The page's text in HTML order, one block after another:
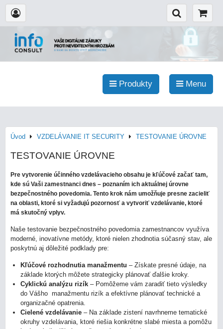
Produkty Menu
Úvod VZDELÁVANIE IT SECURITY TESTOVANIE ÚROVNE
TESTOVANIE ÚROVNE
Pre vytvorenie účinného vzdelávacieho obsahu je kľúčové začať tam,
kde sú Vaši zamestnanci dnes – poznaním ich aktuálnej úrovne
bezpečnostného povedomia. Tento krok nám umožňuje presne zacieliť
na oblasti, ktoré si vyžadujú pozornosť a vytvoriť vzdelávanie, ktoré
má skutočný vplyv.
Naše testovanie bezpečnostného povedomia zamestnancov využíva
moderné, inovatívne metódy, ktoré nielen zhodnotia súčasný stav, ale
poskytnú aj dôležité podklady pre:
Kľúčové rozhodnutia manažmentu – Získate presné údaje, na
základe ktorých môžete strategicky plánovať ďalšie kroky.
Cyklickú analýzu rizík – Pomôžeme vám zaradiť tieto výsledky
do Vášho manažmentu rizík a efektívne plánovať technické a
organizačné opatrenia.
Cielené vzdelávanie – Na základe zistení navrhneme tematické
okruhy vzdelávania, ktoré riešia konkrétne slabé miesta a pomôžu